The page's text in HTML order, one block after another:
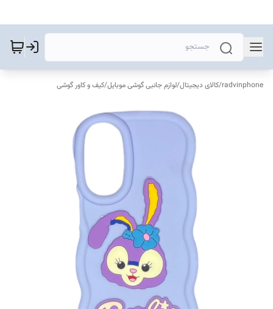
radvinphone
/کالای دیجیتال/لوازم جانبی گوشی موبایل/کیف و کاور گوشی